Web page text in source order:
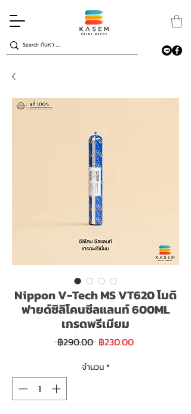
Nippon V-Tech MS VT620 โมดิ
ฟายด์ซิลิโคนซีลแลนท์ 600ML
เกรดพรีเมียม
฿290.00 ราคา
฿230.00ราคา
จำนวน *